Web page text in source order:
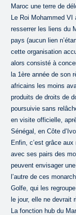
Maroc une terre de
Le Roi Mohammed
resserrer les liens du
pays (aucun lien
cette organisation
alors consisté à
la 1ère année de son
africains les moins
produits de droits de
poursuivie sans
en visite officielle,
Sénégal, en Côte
Enfin, c’est grâce
avec ses pairs des
peuvent envisager
l’autre de ces
Golfe, qui les
le jour, elle ne devrait
La fonction hub du